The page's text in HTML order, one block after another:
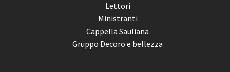
Lettori
Ministranti
Cappella Sauliana
Gruppo Decoro e bellezza